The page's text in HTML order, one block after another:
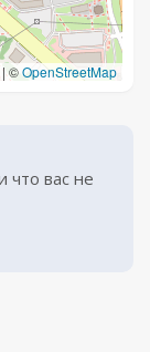
|©OpenStreetMap
что вас не